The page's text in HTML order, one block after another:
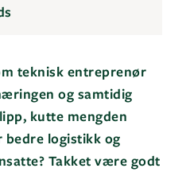
teknisk entreprenør
og samtidig
kutte mengden
bedre logistikk og
Takket være godt